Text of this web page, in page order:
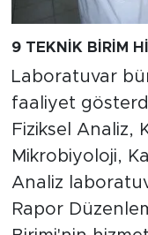
9 TEKNİK BİRİM
Laboratuvar
faaliyet
Fiziksel Analiz,
Mikrobiyoloji,
Analiz
Rapor